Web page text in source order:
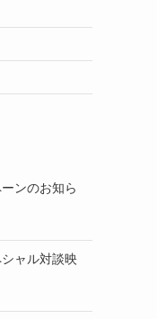
ンのお知ら
ャル対談映